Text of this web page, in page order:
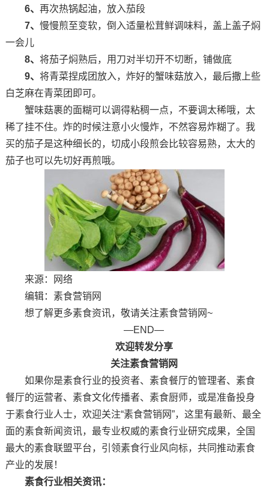
6、 再次热锅起油，放入茄段
7、 慢慢煎至变软，倒入适量松茸鲜调味料，盖上盖子焖
一会儿
8、 将茄子焖熟后，用刀对半切开不切断，铺做底
9、 将青菜捏成团放入，炸好的蟹味菇放入，最后撒上些
白芝麻在青菜团即可。
蟹味菇裹的面糊可以调得粘稠一点，不要调太稀哦，太
稀了挂不住。炸的时候注意小火慢炸，不然容易炸糊了。我
买的茄子是这种细长的，切成小段煎会比较容易熟，太大的
茄子也可以先切好再煎哦。
来源：网络
编辑：素食营销网
想了解更多素食资讯，敬请关注素食营销网~
—END—
欢迎转发分享
关注素食营销网
如果你是素食行业的投资者、素食餐厅的管理者、素食
餐厅的运营者、素食文化传播者、素食厨师，或是准备投身
于素食行业人士，欢迎关注“素食营销网”，这里有最新、最全
面的素食新闻资讯，最专业权威的素食行业研究成果，全国
最大的素食联盟平台，引领素食行业风向标，共同推动素食
产业的发展！
素食行业相关资讯：